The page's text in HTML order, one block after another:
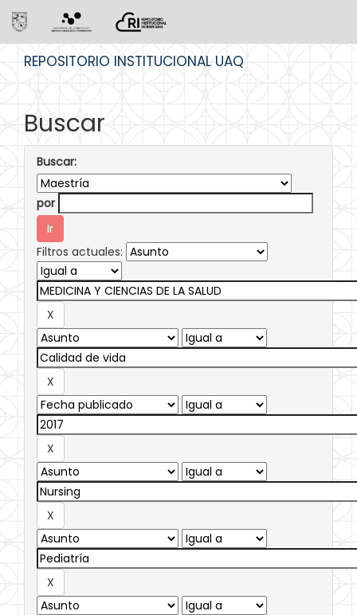
REPOSITORIO INSTITUCIONAL UAQ
Buscar
Buscar:
por
Filtros actuales: